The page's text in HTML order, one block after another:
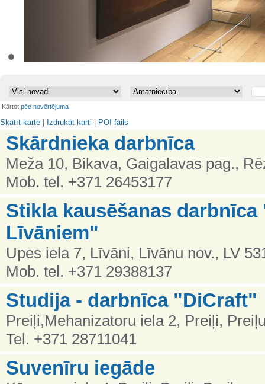
Kārtot pēc novērtējuma
Skatīt kartē Izdrukāt karti POI fails
Skārdnieka darbnīca
Meža 10, Bikava, Gaigalavas pag.,
Mob. tel. +371 26453177
Stikla kausēšanas
Līvāniem"
Upes iela 7, Līvāni, Līvānu nov., LV
Mob. tel. +371 29388137
Studija - darbnīca "DiCraft"
Preiļi,Mehanizatoru iela 2, Preiļi,
Tel. +371 28711041
Suvenīru iegāde